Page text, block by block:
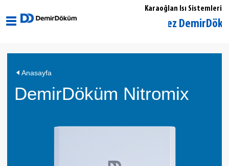
Karaoğlan Isı Sistemleri
Aksaray Merkez DemirDöküm
Anasayfa
DemirDöküm Nitromix
DemirDöküm